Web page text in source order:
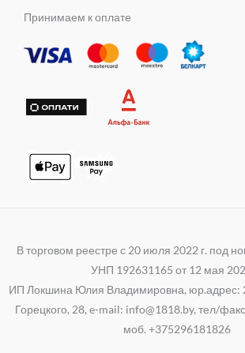
n
i
k
e
t
a
p
e
m
Принимаем к оплате
В торговом реестре с 20 июля 2022 г. под
УНП 192631165 от 12 мая
ИП Локшина Юлия Владимировна, юр.адрес:
Горецкого, 28, e-mail: info@1818.by, тел/
моб. +375296181826